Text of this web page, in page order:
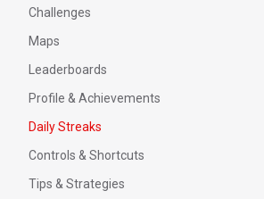
Challenges
Maps
Leaderboards
Profile & Achievements
Daily Streaks
Controls & Shortcuts
Tips & Strategies